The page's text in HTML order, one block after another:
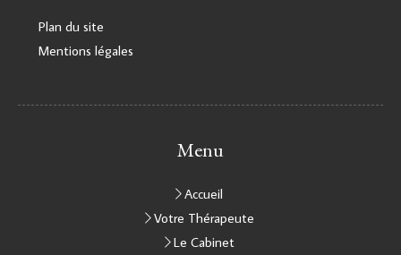
Plan du site
Mentions légales
Menu
Accueil
Votre Thérapeute
Le Cabinet